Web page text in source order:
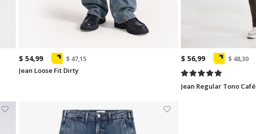
$ 54,99
$ 47,15
Jean Loose Fit Dirty
$ 56,99 $ 48,30
Jean Regular Tono Café